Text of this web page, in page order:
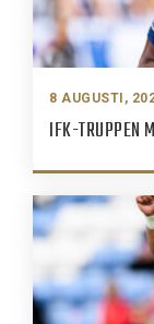
8 AUGUSTI,
IFK-TRUPPEN